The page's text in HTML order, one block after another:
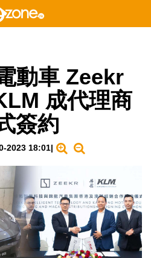
動車 Zeekr
成代理商
簽約
2023 18:01|